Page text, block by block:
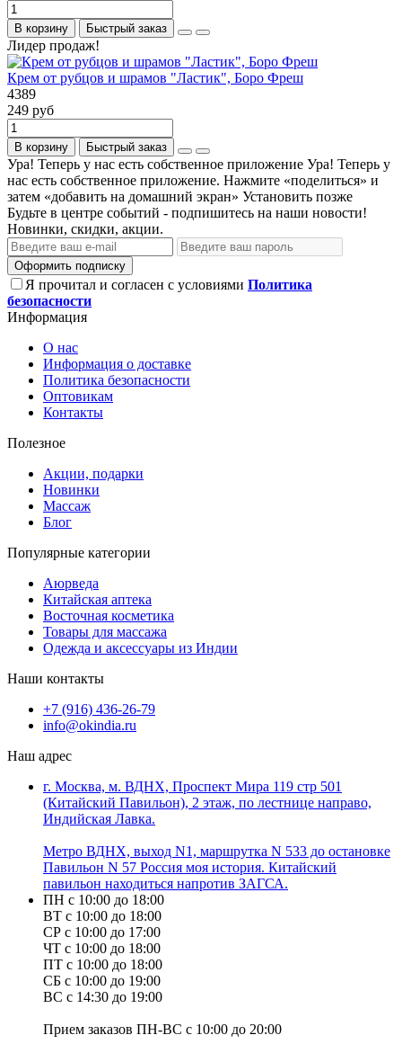
В корзину Быстрый заказ
Лидер продаж!
Крем от рубцов и шрамов "Ластик", Боро Фреш
4389
249 руб
В корзину Быстрый заказ
Ура! Теперь у нас есть собственное приложение Ура! Теперь у
нас есть собственное приложение. Нажмите «поделиться» и
затем «добавить на домашний экран» Установить позже
Будьте в центре событий - подпишитесь на наши новости!
Новинки, скидки, акции.
Оформить подписку
Я прочитал и согласен с условиями Политика
безопасности
Информация
О нас
Информация о доставке
Политика безопасности
Оптовикам
Контакты
Полезное
Акции, подарки
Новинки
Массаж
Блог
Популярные категории
Аюрведа
Китайская аптека
Восточная косметика
Товары для массажа
Одежда и аксессуары из Индии
Наши контакты
+7 (916) 436-26-79
info@okindia.ru
Наш адрес
г. Москва, м. ВДНХ, Проспект Мира 119 стр 501
(Китайский Павильон), 2 этаж, по лестнице направо,
Индийская Лавка.
Метро ВДНХ, выход N1, маршрутка N 533 до остановке
Павильон N 57 Россия моя история. Китайский
павильон находиться напротив ЗАГСА.
ПН с 10:00 до 18:00
ВТ с 10:00 до 18:00
СР с 10:00 до 17:00
ЧТ с 10:00 до 18:00
ПТ с 10:00 до 18:00
СБ с 10:00 до 19:00
ВС с 14:30 до 19:00
Прием заказов ПН-ВС с 10:00 до 20:00